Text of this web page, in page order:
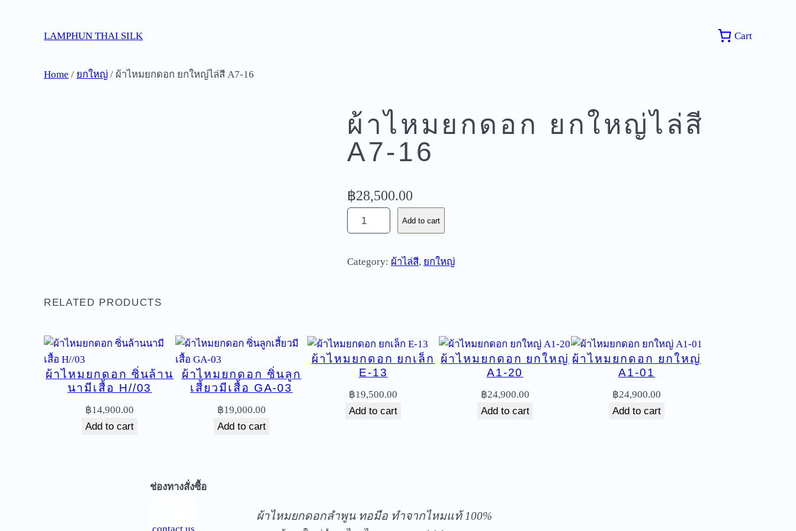
LAMPHUN THAI SILK Cart
Home / ยกใหญ่ / ผ้าไหมยกดอก ยกใหญ่ไล่สี A7-16
ผ้าไหมยกดอก ยกใหญ่ไล่สี
A7-16
฿28,500.00
า
ห
อ
ก
ก
ใ
7
Add to cart
Category: ผ้าไล่สี, ยกใหญ่
RELATED PRODUCTS
ผ้าไหมยกดอก ซิ่นล้าน
นามีเสื้อ H//03
฿14,900.00
Add to cart
ผ้าไหมยกดอก ซิ่นลูก
เสี้ยวมีเสื้อ GA-03
฿19,000.00
Add to cart
ผ้าไหมยกดอก ยกเล็ก
E-13
฿19,500.00
Add to cart
ผ้าไหมยกดอก ยกใหญ่
A1-20
฿24,900.00
Add to cart
ผ้าไหมยกดอก ยกใหญ่
A1-01
฿24,900.00
Add to cart
ช่องทางสั่งซื้อ
contact us
ผ้าไหมยกดอกลำพูน ทอมือ ทำจากไหมแท้ 100%